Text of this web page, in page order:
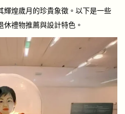
輝煌歲月的珍貴象徵。以下是一些
禮物推薦與設計特色。